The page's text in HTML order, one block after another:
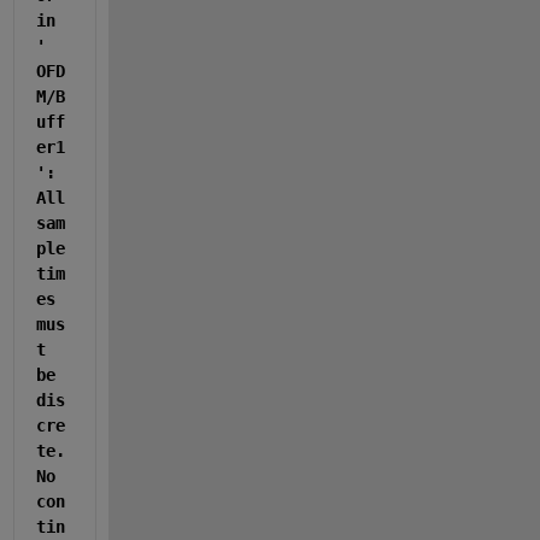
in
'
OFD
M/B
uff
er1
':
All
sam
ple
tim
es
mus
t
be
dis
cre
te.
No
con
tin